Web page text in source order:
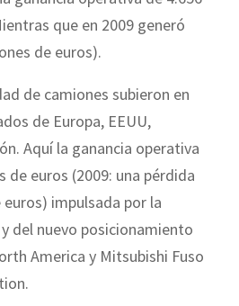
que en 2009 generó
de euros).
de camiones subieron en
de Europa, EEUU,
Aquí la ganancia operativa
de euros (2009: una pérdida
impulsada por la
del nuevo posicionamiento
America y Mitsubishi Fuso